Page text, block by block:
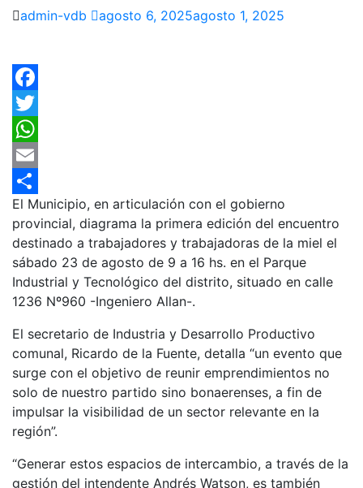
admin-vdb agosto 6, 2025agosto 1, 2025
Facebook
Twitter
WhatsApp
Email
Compartir
El Municipio, en articulación con el gobierno
provincial, diagrama la primera edición del encuentro
destinado a trabajadores y trabajadoras de la miel el
sábado 23 de agosto de 9 a 16 hs. en el Parque
Industrial y Tecnológico del distrito, situado en calle
1236 Nº960 -Ingeniero Allan-.
El secretario de Industria y Desarrollo Productivo
comunal, Ricardo de la Fuente, detalla “un evento que
surge con el objetivo de reunir emprendimientos no
solo de nuestro partido sino bonaerenses, a fin de
impulsar la visibilidad de un sector relevante en la
región”.
“Generar estos espacios de intercambio, a través de la
gestión del intendente Andrés Watson, es también